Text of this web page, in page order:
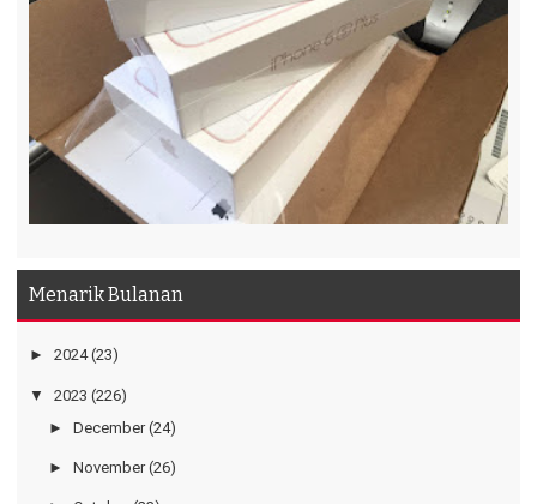
Menarik Bulanan
► 2024 (23)
▼ 2023 (226)
► December (24)
► November (26)